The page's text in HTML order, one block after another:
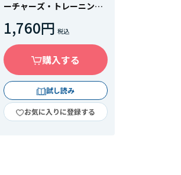
ーチャーズ・トレーニン
効果的な対応を学ぶ
1,760円
購入する
試し読み
お気に入りに登録する